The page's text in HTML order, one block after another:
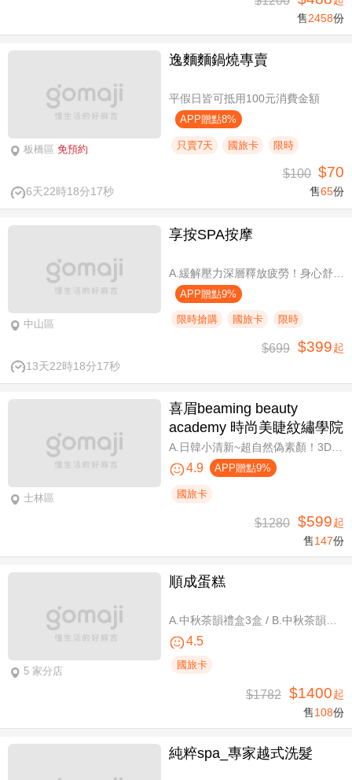
售2458份
板橋區 免預約
逸麵麵鍋燒專賣
平假日皆可抵用100元消費金額
APP贈點8%
只賣7天 國旅卡 限時
6天22時18分16秒
$100 $70
售65份
中山區
享按SPA按摩
APP贈點9%
限時搶購 國旅卡 限時
13天22時18分16秒
$699 $399起
士林區
喜眉beaming beauty
academy 時尚美睫紋繡學院
4.9 APP贈點9%
國旅卡
$1280 $599起
售147份
5 家分店
順成蛋糕
A.中秋茶韻禮盒3盒 / B.中秋茶韻禮盒6盒
4.5
國旅卡
$1782 $1400起
售108份
純粹spa_專家越式洗髮